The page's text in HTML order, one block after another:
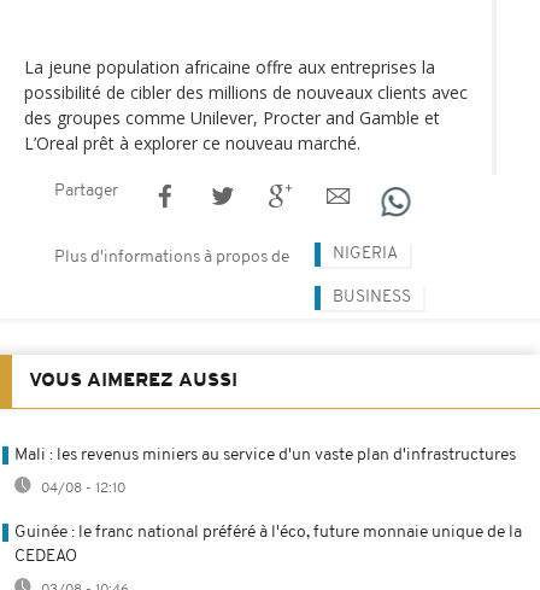
La jeune population africaine offre aux entreprises la
possibilité de cibler des millions de nouveaux clients avec
des groupes comme Unilever, Procter and Gamble et
L’Oreal prêt à explorer ce nouveau marché.
Partager
Plus d'informations à propos de NIGERIA
BUSINESS
VOUS AIMEREZ AUSSI
Mali : les revenus miniers au service d'un vaste plan d'infrastructures
04/08 - 12:10
Guinée : le franc national préféré à l'éco, future monnaie unique de la
CEDEAO